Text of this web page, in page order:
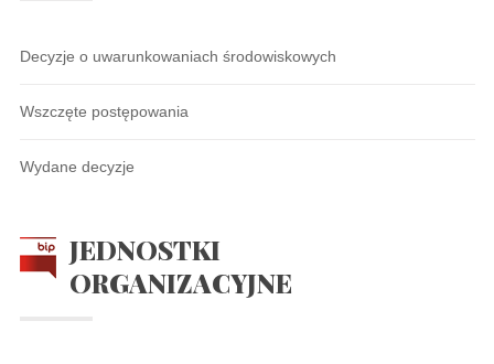
Decyzje o uwarunkowaniach środowiskowych
Wszczęte postępowania
Wydane decyzje
JEDNOSTKI
ORGANIZACYJNE